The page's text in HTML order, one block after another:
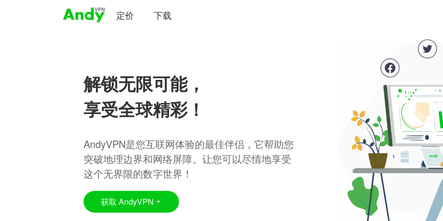
定价 下载
解锁无限可能，
享受全球精彩！
AndyVPN是您互联网体验的最佳伴侣，它帮助您
突破地理边界和网络屏障。让您可以尽情地享受
这个无界限的数字世界！
获取 AndyVPN